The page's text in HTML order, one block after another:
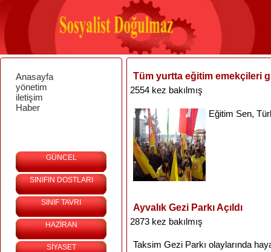
Anasayfa
yönetim
iletişim
Haber
GÜNCEL
SINIFIN DOSTLARI
SINIF TAVRI
HAZİRAN
SİYASET
Tüm yurtta eğitim emekçileri
2554 kez bakılmış
Eğitim Sen,
Ayvalık Gezi Parkı Açıldı
2873 kez bakılmış
Taksim Gezi Parkı olaylarında